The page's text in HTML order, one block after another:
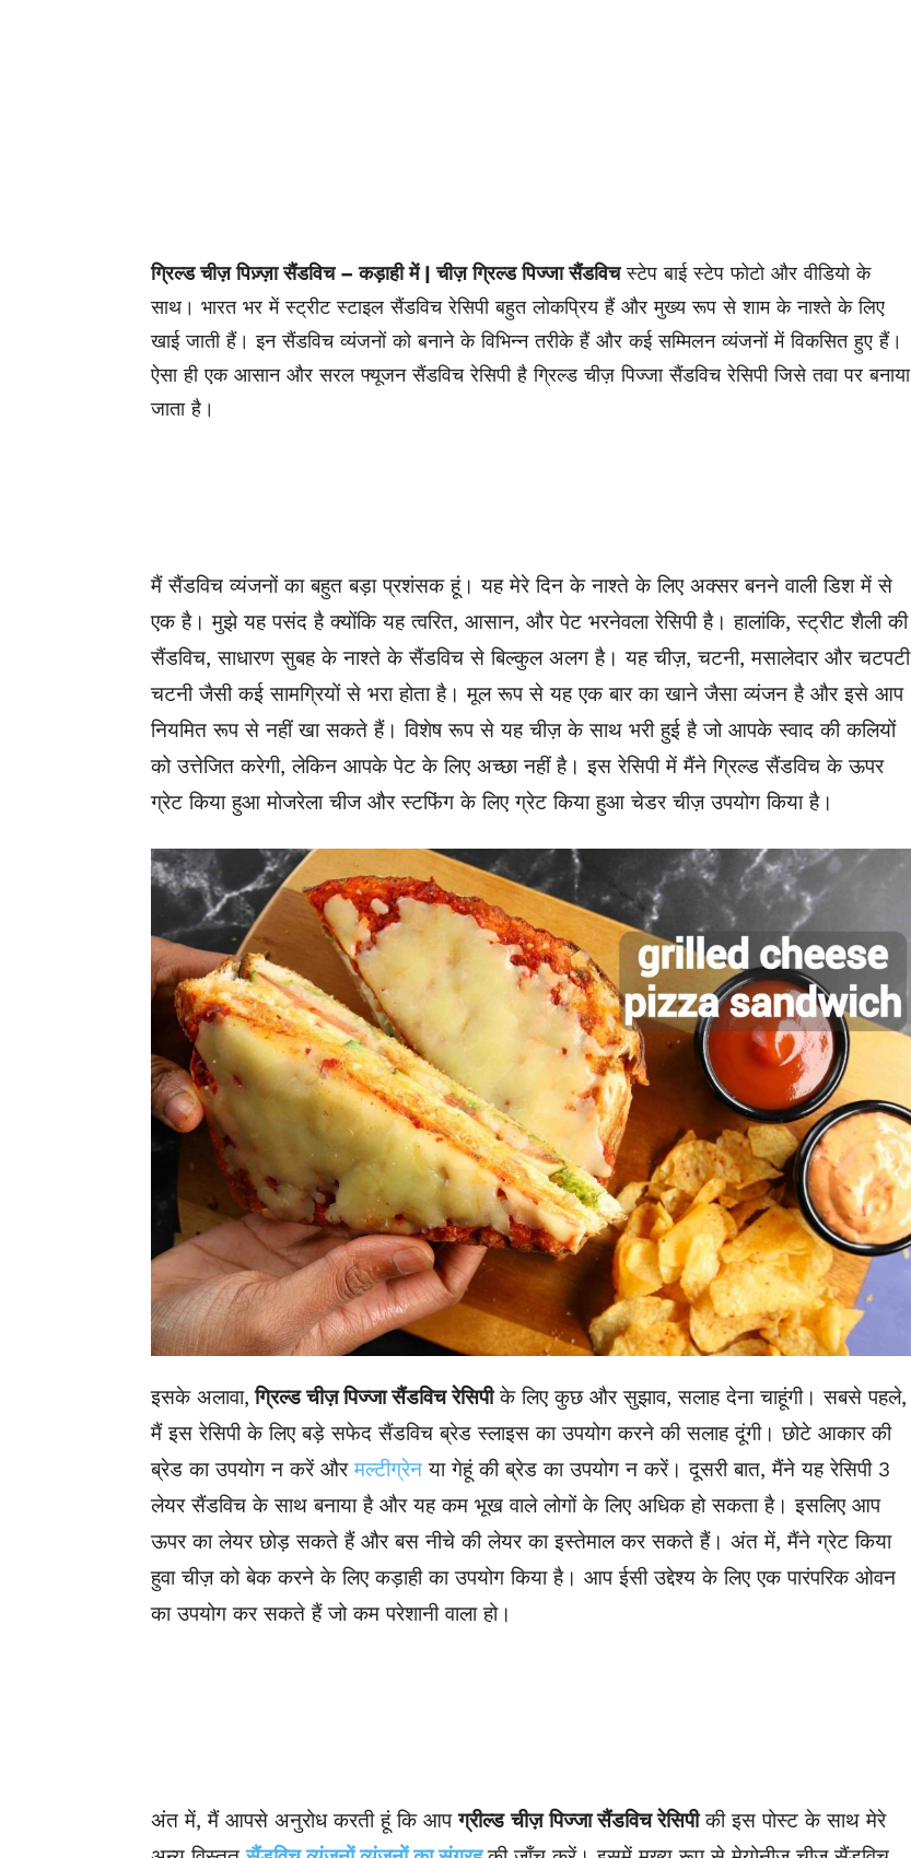
ग्रिल्ड चीज़ पिज़्ज़ा सैंडविच – कड़ाही में | चीज़ ग्रिल्ड पिज्जा सैंडविचस्टेप बाई स्टेप फोटो और वीडियो के
साथ। भारत भर में स्ट्रीट स्टाइल सैंडविच रेसिपी बहुत लोकप्रिय हैं और मुख्य रूप से शाम के नाश्ते के लिए
खाई जाती हैं। इन सैंडविच व्यंजनों को बनाने के विभिन्न तरीके हैं और कई सम्मिलन व्यंजनों में विकसित हुए हैं।
ऐसा ही एक आसान और सरल फ्यूजन सैंडविच रेसिपी है ग्रिल्ड चीज़ पिज्जा सैंडविच रेसिपी जिसे तवा पर बनाया
जाता है।
मैं सैंडविच व्यंजनों का बहुत बड़ा प्रशंसक हूं। यह मेरे दिन के नाश्ते के लिए अक्सर बनने वाली डिश में से
एक है। मुझे यह पसंद है क्योंकि यह त्वरित, आसान, और पेट भरनेवला रेसिपी है। हालांकि, स्ट्रीट शैली की
सैंडविच, साधारण सुबह के नाश्ते के सैंडविच से बिल्कुल अलग है। यह चीज़, चटनी, मसालेदार और चटपटी
चटनी जैसी कई सामग्रियों से भरा होता है। मूल रूप से यह एक बार का खाने जैसा व्यंजन है और इसे आप
नियमित रूप से नहीं खा सकते हैं। विशेष रूप से यह चीज़ के साथ भरी हुई है जो आपके स्वाद की कलियों
को उत्तेजित करेगी, लेकिन आपके पेट के लिए अच्छा नहीं है। इस रेसिपी में मैंने ग्रिल्ड सैंडविच के ऊपर
ग्रेट किया हुआ मोजरेला चीज और स्टफिंग के लिए ग्रेट किया हुआ चेडर चीज़ उपयोग किया है।
इसके अलावा, ग्रिल्ड चीज़ पिज्जा सैंडविच रेसिपीके लिए कुछ और सुझाव, सलाह देना चाहूंगी। सबसे पहले,
मैं इस रेसिपी के लिए बड़े सफेद सैंडविच ब्रेड स्लाइस का उपयोग करने की सलाह दूंगी। छोटे आकार की
ब्रेड का उपयोग न करें औरमल्टीग्रेन या गेहूं की ब्रेड का उपयोग न करें। दूसरी बात, मैंने यह रेसिपी 3
लेयर सैंडविच के साथ बनाया है और यह कम भूख वाले लोगों के लिए अधिक हो सकता है। इसलिए आप
ऊपर का लेयर छोड़ सकते हैं और बस नीचे की लेयर का इस्तेमाल कर सकते हैं। अंत में, मैंने ग्रेट किया
हुवा चीज़ को बेक करने के लिए कड़ाही का उपयोग किया है। आप ईसी उद्देश्य के लिए एक पारंपरिक ओवन
का उपयोग कर सकते हैं जो कम परेशानी वाला हो।
अंत में, मैं आपसे अनुरोध करती हूं कि आपग्रील्ड चीज़ पिज्जा सैंडविच रेसिपीकी इस पोस्ट के साथ मेरे